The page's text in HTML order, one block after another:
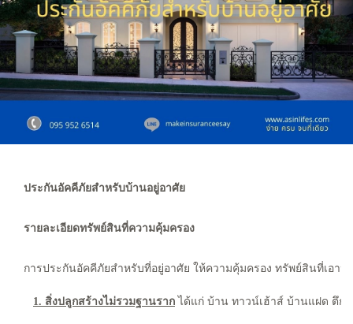
ประกันอัคคีภัยสำหรับบ้านอยู่อาศัย
รายละเอียดทรัพย์สินที่ความคุ้มครอง
การประกันอัคคีภัยสำหรับที่อยู่อาศัย ให้ความคุ้มครอง ทรัพย์สินที่เอาป
1. สิ่งปลูกสร้างไม่รวมฐานราก ได้แก่ บ้าน ทาวน์เฮ้าส์ บ้านแฝด ตึก